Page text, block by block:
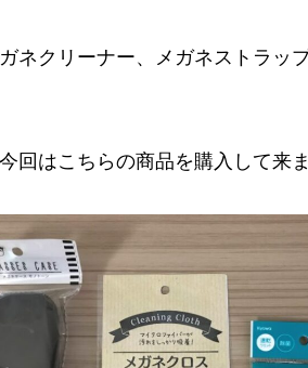
ネクリーナー、メガネストラッ
回はこちらの商品を購入して来